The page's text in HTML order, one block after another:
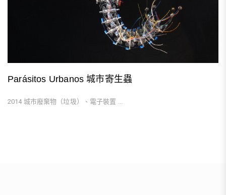
Parásitos Urbanos 城市寄生蟲
2014 城市廢棄物（垃圾）、電子裝置 ...